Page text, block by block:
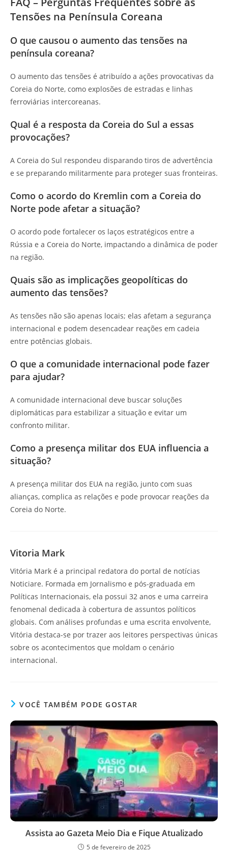
Tensões na Península Coreana
O que causou o aumento das tensões na
península coreana?
O aumento das tensões é atribuído a ações provocativas da
Coreia do Norte, como explosões de estradas e linhas
ferroviárias intercoreanas.
Qual é a resposta da Coreia do Sul a essas
provocações?
A Coreia do Sul respondeu disparando tiros de advertência
e se preparando militarmente para proteger suas fronteiras.
Como o acordo do Kremlin com a Coreia do
Norte pode afetar a situação?
O acordo pode fortalecer os laços estratégicos entre a
Rússia e a Coreia do Norte, impactando a dinâmica de poder
na região.
Quais são as implicações geopolíticas do
aumento das tensões?
As tensões não são apenas locais; elas afetam a segurança
internacional e podem desencadear reações em cadeia
entre potências globais.
O que a comunidade internacional pode fazer
para ajudar?
A comunidade internacional deve buscar soluções
diplomáticas para estabilizar a situação e evitar um
confronto militar.
Como a presença militar dos EUA influencia a
situação?
A presença militar dos EUA na região, junto com suas
alianças, complica as relações e pode provocar reações da
Coreia do Norte.
Vitoria Mark
Vitória Mark é a principal redatora do portal de notícias
Noticiare. Formada em Jornalismo e pós-graduada em
Políticas Internacionais, ela possui 32 anos e uma carreira
fenomenal dedicada à cobertura de assuntos políticos
globais. Com análises profundas e uma escrita envolvente,
Vitória destaca-se por trazer aos leitores perspectivas únicas
sobre os acontecimentos que moldam o cenário
internacional.
VOCÊ TAMBÉM PODE GOSTAR
Assista ao Gazeta Meio Dia e Fique Atualizado
5 de fevereiro de 2025